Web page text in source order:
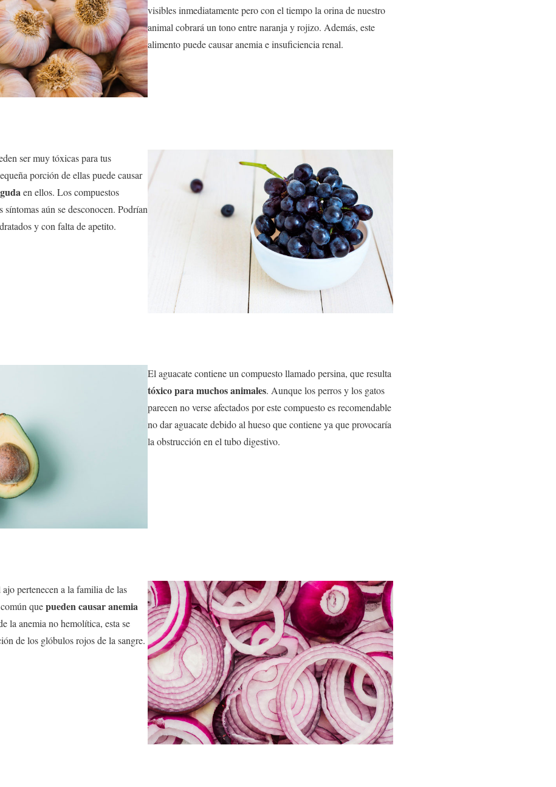
visibles inmediatamente pero con el tiempo la orina de nuestro
animal cobrará un tono entre naranja y rojizo. Además, este
alimento puede causar anemia e insuficiencia renal.
ser muy tóxicas para tus
porción de ellas puede causar
en ellos. Los compuestos
síntomas aún se desconocen. Podrían
y con falta de apetito.
El aguacate contiene un compuesto llamado persina, que resulta
tóxico para muchos animales. Aunque los perros y los gatos
parecen no verse afectados por este compuesto es recomendable
no dar aguacate debido al hueso que contiene ya que provocaría
la obstrucción en el tubo digestivo.
pertenecen a la familia de las
quepueden causar anemia
la anemia no hemolítica, esta se
de los glóbulos rojos de la sangre.